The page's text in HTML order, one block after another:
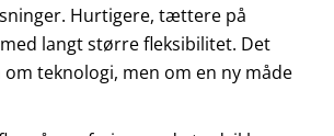
Hurtigere, tættere på
langt større fleksibilitet. Det
teknologi, men om en ny måde